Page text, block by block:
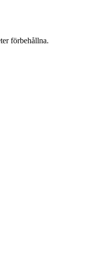
förbehållna.